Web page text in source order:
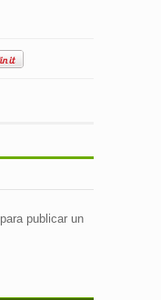
para publicar un